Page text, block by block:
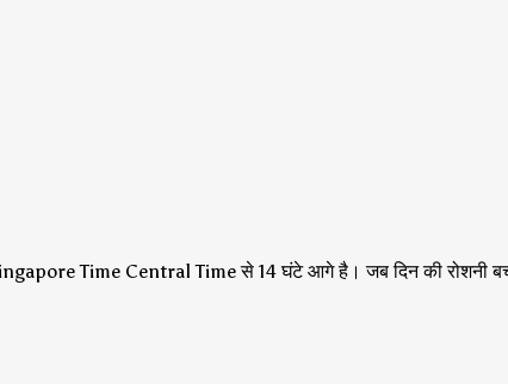
Time Central Time से 14 घंटे आगे है। जब दिन की रोशनी